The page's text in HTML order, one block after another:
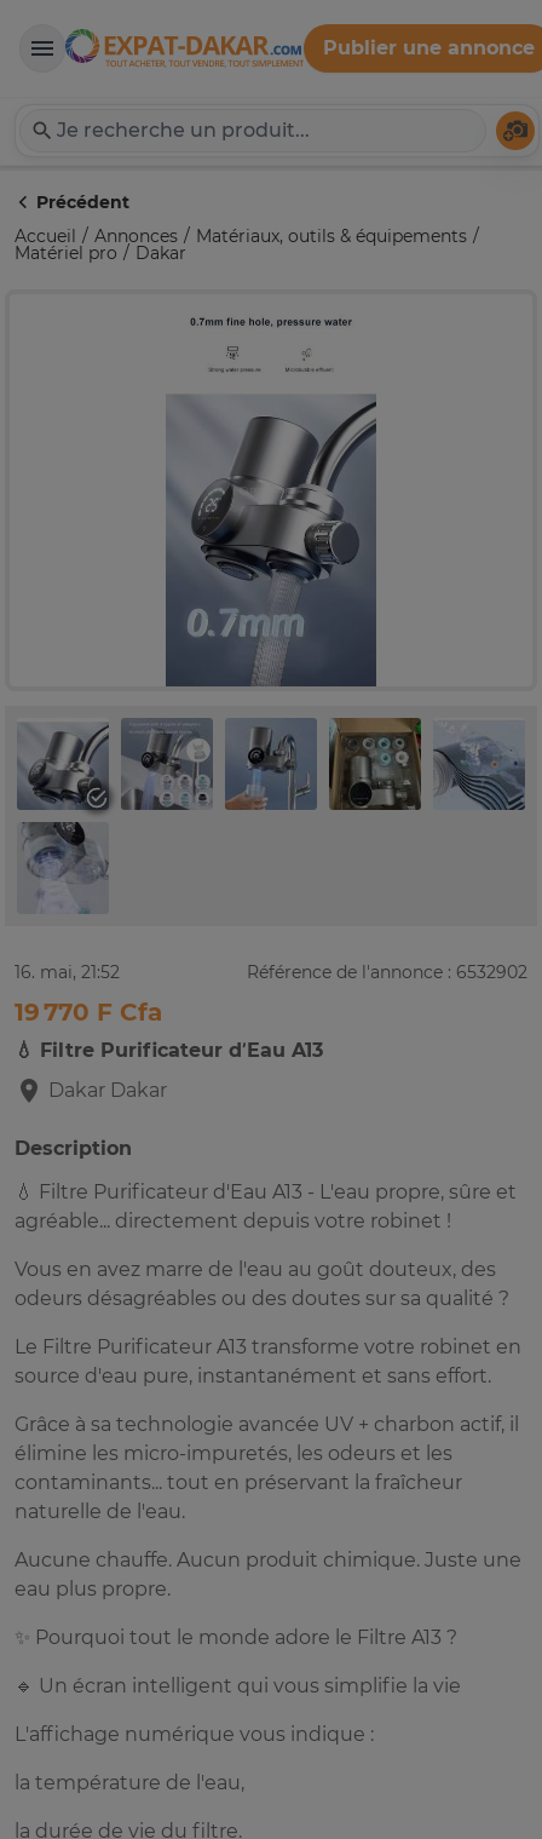
Expat-Dakar
Publier une annonce
Précédent
Accueil
Annonces Matériaux, outils & équipements
Matériel pro Dakar
16. mai, 21:52 Référence de l'annonce : 6532902
19 770 F Cfa
💧 Filtre Purificateur d’Eau A13
Dakar Dakar
Description
💧 Filtre Purificateur d'Eau A13 - L'eau propre, sûre et
agréable... directement depuis votre robinet !
Vous en avez marre de l'eau au goût douteux, des
odeurs désagréables ou des doutes sur sa qualité ?
Le Filtre Purificateur A13 transforme votre robinet en
source d'eau pure, instantanément et sans effort.
Grâce à sa technologie avancée UV + charbon actif, il
élimine les micro-impuretés, les odeurs et les
contaminants... tout en préservant la fraîcheur
naturelle de l'eau.
Aucune chauffe. Aucun produit chimique. Juste une
eau plus propre.
✨ Pourquoi tout le monde adore le Filtre A13 ?
🔹 Un écran intelligent qui vous simplifie la vie
L'affichage numérique vous indique :
la température de l'eau,
la durée de vie du filtre.